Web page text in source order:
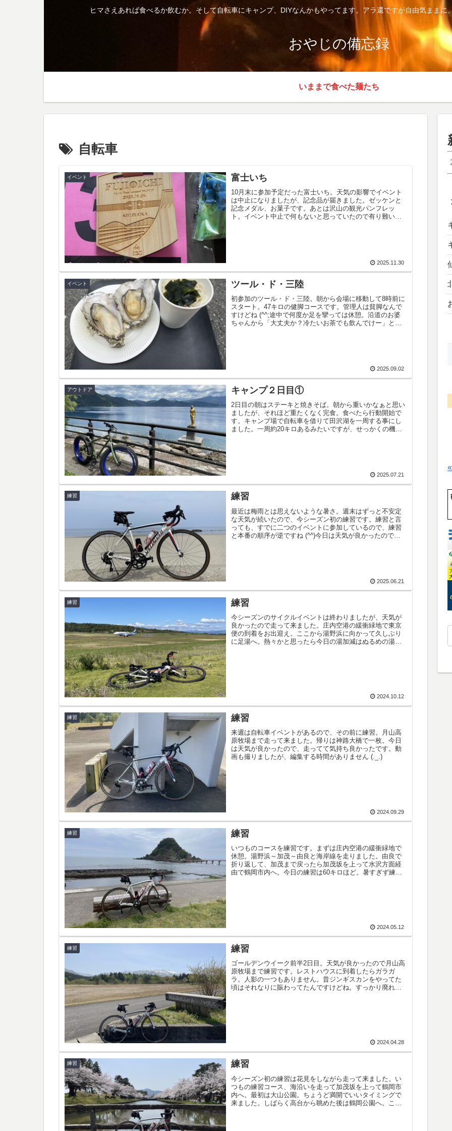
ヒマさえあれば食べるか飲むか。そして自転車にキャンプ、DIYなんかもやってます。アラ還ですが自由気まま
おやじの備忘録
いままで食べた麺たち
自転車
イベント 富士いち
10月末に参加予定だった富士いち。天気の影響でイベント
は中止になりましたが、記念品が届きました。ゼッケンと
記念メダル、お菓子です。あとは沢山の観光パンフレッ
ト。イベント中止で何もないと思っていたので有り難いで
2025.11.30
イベント ツール・ド・三陸
初参加のツール・ド・三陸。朝から会場に移動して8時前に
スタート。47キロの健脚コースです。管理人は貧脚なんで
すけどね (^^;途中で何度か足を攣っては休憩。沿道のお婆
ちゃんから「大丈夫か？冷たいお茶でも飲んでけー」と有
2025.09.02
アウトドア キャンプ２日目①
2日目の朝はステーキと焼きそば。朝から重いかなぁと思い
ましたが、それほど重たくなく完食。食べたら行動開始で
す。キャンプ場で自転車を借りて田沢湖を一周する事にし
ました。一周約20キロあるみたいですが、せっかくの機会
2025.07.21
練習 練習
最近は梅雨とは思えないような暑さ。週末はずっと不安定
な天気が続いたので、今シーズン初の練習です。練習と言
っても、すでに二つのイベントに参加しているので、練習
と本番の順序が逆ですね (^^)今日は天気が良かったので、
2025.06.21
練習 練習
今シーズンのサイクルイベントは終わりましたが、天気が
良かったので走って来ました。庄内空港の緩衝緑地で東京
便の到着をお出迎え。ここから湯野浜に向かって久しぶり
に足湯へ。熱々かと思ったら今日の湯加減はぬるめの湯。
2024.10.12
練習 練習
来週は自転車イベントがあるので、その前に練習。月山高
原牧場まで走って来ました。帰りは神路大橋で一枚。今日
は天気が良かったので、走ってて気持ち良かったです。動
画も撮りましたが、編集する時間がありません (._.)
2024.09.29
練習 練習
いつものコースを練習です。まずは庄内空港の緩衝緑地で
休憩。湯野浜～加茂～由良と海岸線を走りました。由良で
折り返して、加茂まで戻ったら加茂坂を上って水沢方面経
由で鶴岡市内へ。今日の練習は60キロほど。暑すぎず練習
2024.05.12
練習 練習
ゴールデンウイーク前半2日目。天気が良かったので月山高
原牧場まで練習です。レストハウスに到着したらガラガ
ラ。人影の一つもありません。昔ジンギスカンをやってた
頃はそれなりに賑わってたんですけどね。すっかり廃れて
2024.04.28
練習 練習
今シーズン初の練習は花見をしながら走って来ました。い
つもの練習コース、海沿いを走って加茂坂を上って鶴岡市
内へ。最初は大山公園。ちょうど満開でいいタイミングで
来ました。しばらく高台から眺めた後は鶴岡公園へ。ここ